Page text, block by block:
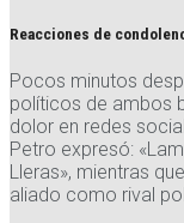
Reacciones de
Pocos minutos
políticos de ambos
dolor en redes
Petro expresó:
Lleras», mientras
aliado como rival